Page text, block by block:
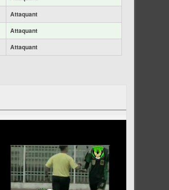
Attaquant
Attaquant
Attaquant